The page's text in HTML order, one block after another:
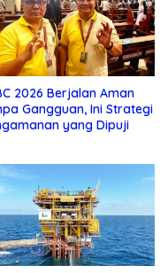
2026 Berjalan Aman
Gangguan, Ini Strategi
yang Dipuji